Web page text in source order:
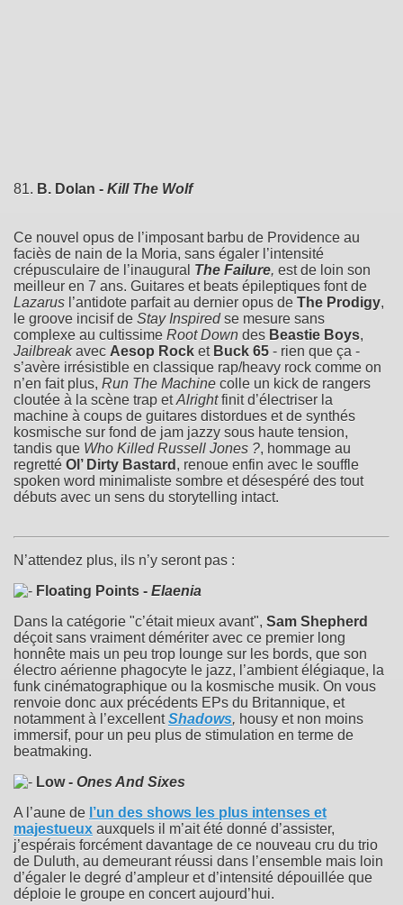
81. B. Dolan - Kill The Wolf
Ce nouvel opus de l’imposant barbu de Providence au
faciès de nain de la Moria, sans égaler l’intensité
crépusculaire de l’inaugural The Failure, est de loin son
meilleur en 7 ans. Guitares et beats épileptiques font de
Lazarus l’antidote parfait au dernier opus de The Prodigy,
le groove incisif de Stay Inspiredse mesure sans
complexe au cultissime Root Down des Beastie Boys,
Jailbreakavec Aesop Rock et Buck 65 - rien que ça -
s’avère irrésistible en classique rap/heavy rock comme on
n’en fait plus, Run The Machine colle un kick de rangers
cloutée à la scène trap etAlrightfinit d’électriser la
machine à coups de guitares distordues et de synthés
kosmische sur fond de jam jazzy sous haute tension,
tandis que Who Killed Russell Jones ?, hommage au
regretté Ol’ Dirty Bastard , renoue enfin avec le souffle
spoken word minimaliste sombre et désespéré des tout
débuts avec un sens du storytelling intact.
N’attendez plus, ils n’y seront pas :
Floating Points - Elaenia
Dans la catégorie "c’était mieux avant", Sam Shepherd
déçoit sans vraiment démériter avec ce premier long
honnête mais un peu trop lounge sur les bords, que son
électro aérienne phagocyte le jazz, l’ambient élégiaque, la
funk cinématographique ou la kosmische musik. On vous
renvoie donc aux précédents EPs du Britannique, et
notamment à l’excellentShadows, housy et non moins
immersif, pour un peu plus de stimulation en terme de
beatmaking.
Low - Ones And Sixes
A l’aune de l’un des shows les plus intenses et
majestueux auxquels il m’ait été donné d’assister,
j’espérais forcément davantage de ce nouveau cru du trio
de Duluth, au demeurant réussi dans l’ensemble mais loin
d’égaler le degré d’ampleur et d’intensité dépouillée que
déploie le groupe en concert aujourd’hui.